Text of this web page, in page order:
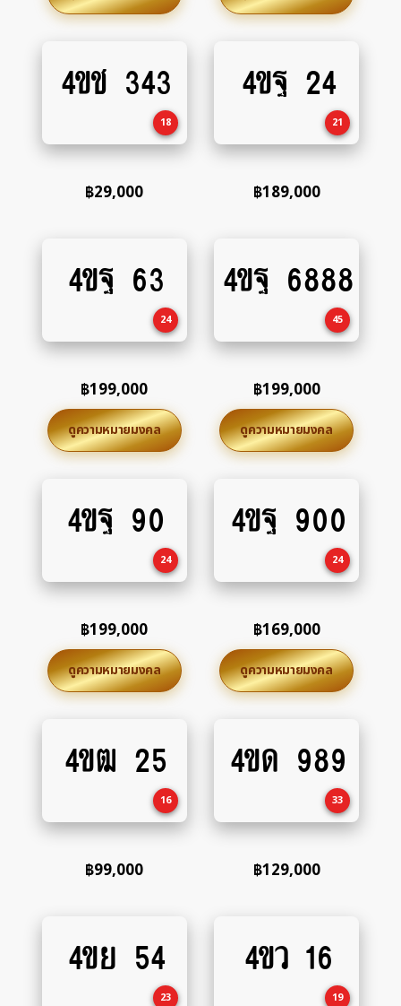
to
4ขช 343
18
฿29,000
to
4ขฐ 24
21
฿189,000
to
4ขฐ 63
24
฿199,000
ดูความหมายมงคล
to
4ขฐ 6888
45
฿199,000
ดูความหมายมงคล
to
4ขฐ 90
24
฿199,000
ดูความหมายมงคล
to
4ขฐ 900
24
฿169,000
ดูความหมายมงคล
to
4ขฒ 25
16
฿99,000
to
4ขด 989
33
฿129,000
to
4ขย 54
23
4ขว 16
19